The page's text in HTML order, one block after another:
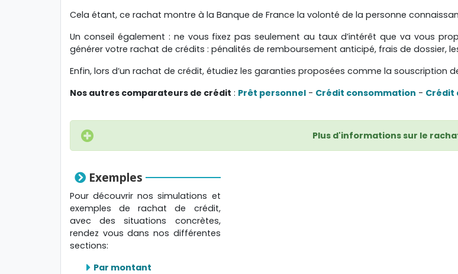
Cela étant, ce rachat montre à la Banque de France la volonté de la personne
Un conseil également : ne vous fixez pas seulement au taux d’intérêt que va vous
générer votre rachat de crédits : pénalités de remboursement anticipé, frais de dossier,
Enfin, lors d’un rachat de crédit, étudiez les garanties proposées comme la souscription
Nos autres comparateurs de crédit : Prêt personnel - Crédit consommation - Crédit
Plus d'informations sur le
Exemples
Pour découvrir nos simulations et
exemples de rachat de crédit,
avec des situations concrètes,
rendez vous dans nos différentes
sections:
Par montant